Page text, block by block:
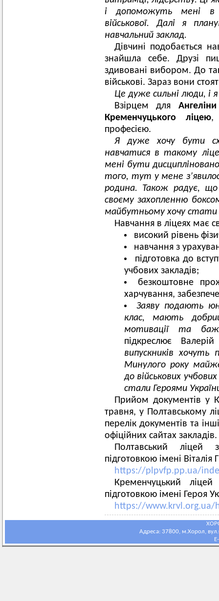
і допоможуть мені в
військової. Далі я
навчальний заклад.
Дівчині подобається
знайшла себе. Друзі
здивовані вибором. До
військові. Зараз вони
Це дуже сильні люди, і
Взірцем для
Кременчуцького ліцею,
професією.
Я дуже хочу бути
навчатися в такому
мені бути
того, тут у мене
родина. Також радує,
своєму захопленню
майбутньому хочу стати
Навчання в ліцеях має
високий рівень
навчання з
підготовка до
учбових закладів;
безкоштовне
харчування,
Заяву подають
клас, мають
мотивації та
підкреслює
випускників хочуть
Минулого року
до військових
стали Героями
Прийом документів у
травня, у Полтавському
перелік документів та
офіційних сайтах закладів.
Полтавський ліцей
підготовкою імені Віталія
https://plpvfp.pp.ua/
Кременчуцький
підготовкою імені Героя
https://www.krvl.org.ua/
Адреса: 37800, м.Хорол,